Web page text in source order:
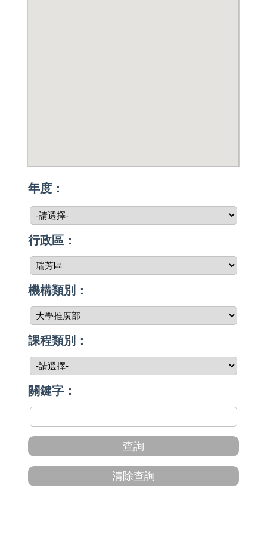
年度：
行政區：
機構類別：
課程類別：
關鍵字：